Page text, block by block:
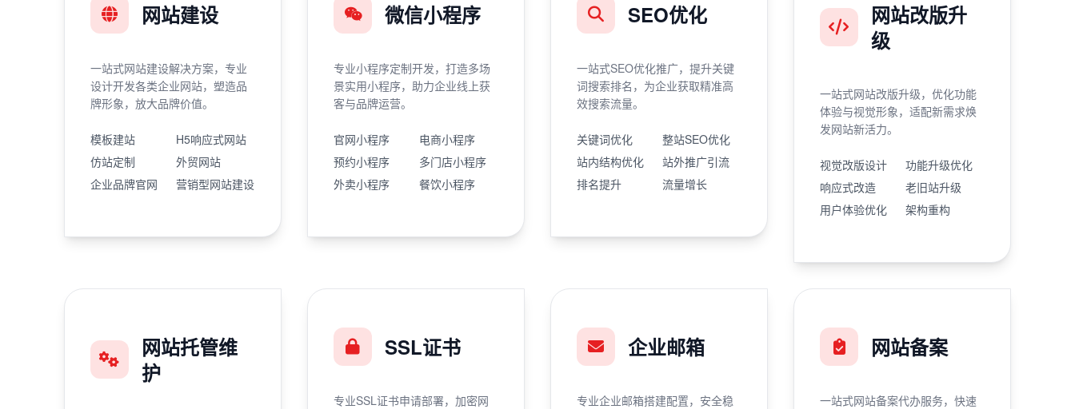
网站建设
一站式网站建设解决方案，专业
设计开发各类企业网站，塑造品
牌形象，放大品牌价值。
模板建站
H5响应式网站
仿站定制
外贸网站
企业品牌官网
营销型网站建设
微信小程序
专业小程序定制开发，打造多场
景实用小程序，助力企业线上获
客与品牌运营。
官网小程序
电商小程序
预约小程序
多门店小程序
外卖小程序
餐饮小程序
SEO优化
一站式SEO优化推广，提升关键
词搜索排名，为企业获取精准高
效搜索流量。
关键词优化
整站SEO优化
站内结构优化
站外推广引流
排名提升
流量增长
网站改版升
级
一站式网站改版升级，优化功能
体验与视觉形象，适配新需求焕
发网站新活力。
视觉改版设计
功能升级优化
响应式改造
老旧站升级
用户体验优化
架构重构
网站托管维
护
SSL证书
专业SSL证书申请部署，加密网
企业邮箱
专业企业邮箱搭建配置，安全稳
网站备案
一站式网站备案代办服务，快速